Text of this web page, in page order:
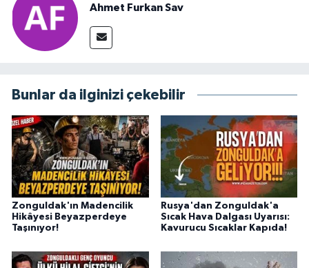
Ahmet Furkan Sav
Bunlar da ilginizi çekebilir
Zonguldak'ın Madencilik
Hikâyesi Beyazperdeye
Taşınıyor!
Rusya'dan Zonguldak'a
Sıcak Hava Dalgası Uyarısı:
Kavurucu Sıcaklar Kapıda!